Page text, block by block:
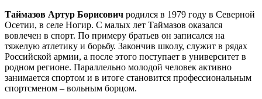
Таймазов Артур Борисович родился в 1979 году в Северной
Осетии, в селе Ногир. С малых лет Таймазов оказался
вовлечен в спорт. По примеру братьев он записался на
тяжелую атлетику и борьбу. Закончив школу, служит в рядах
Российской армии, а после этого поступает в университет в
родном регионе. Параллельно молодой человек активно
занимается спортом и в итоге становится профессиональным
спортсменом – вольным борцом.